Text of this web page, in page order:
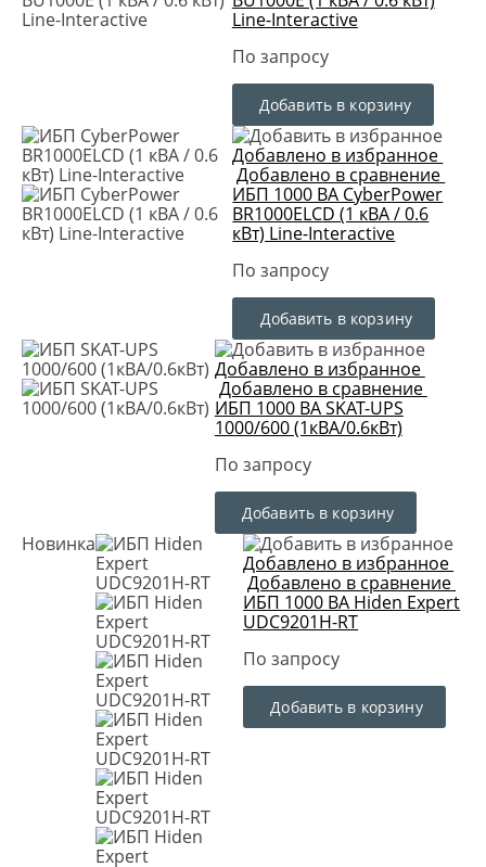
Line-Interactive
По запросу
Добавить в корзину
Добавлено в избранное
Добавлено в сравнение
ИБП 1000 ВА CyberPower
BR1000ELCD (1 кВА / 0.6
кВт) Line-Interactive
По запросу
Добавить в корзину
Добавлено в избранное
Добавлено в сравнение
ИБП 1000 ВА SKAT-UPS
1000/600 (1кВА/0.6кВт)
По запросу
Добавить в корзину
Новинка
Добавлено в избранное
Добавлено в сравнение
ИБП 1000 ВА Hiden Expert
UDC9201H-RT
По запросу
Добавить в корзину